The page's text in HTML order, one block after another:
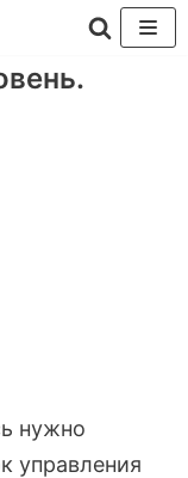
нужно
управления